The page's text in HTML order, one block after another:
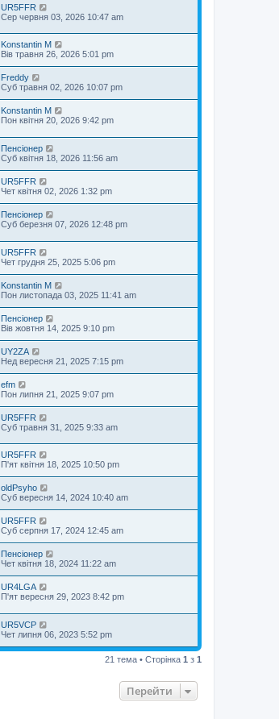
UR5FFR
Сер червня 03, 2026 10:47 am
Konstantin M
Вів травня 26, 2026 5:01 pm
Freddy
Суб травня 02, 2026 10:07 pm
Konstantin M
Пон квітня 20, 2026 9:42 pm
Пенсіонер
Суб квітня 18, 2026 11:56 am
UR5FFR
Чет квітня 02, 2026 1:32 pm
Пенсіонер
Суб березня 07, 2026 12:48 pm
UR5FFR
Чет грудня 25, 2025 5:06 pm
Konstantin M
Пон листопада 03, 2025 11:41 am
Пенсіонер
Вів жовтня 14, 2025 9:10 pm
UY2ZA
Нед вересня 21, 2025 7:15 pm
efm
Пон липня 21, 2025 9:07 pm
UR5FFR
Суб травня 31, 2025 9:33 am
UR5FFR
П'ят квітня 18, 2025 10:50 pm
oldPsyho
Суб вересня 14, 2024 10:40 am
UR5FFR
Суб серпня 17, 2024 12:45 am
Пенсіонер
Чет квітня 18, 2024 11:22 am
UR4LGA
П'ят вересня 29, 2023 8:42 pm
UR5VCP
Чет липня 06, 2023 5:52 pm
21 тема • Сторінка 1 з 1
Перейти